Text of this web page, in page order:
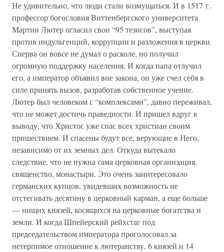
Не удивительно, что люди стали возмущаться. И в 1517 г.
профессор богословия Виттенбергского университета
Мартин Лютер огласил свои “95 тезисов”, выступая
против индульгенций, коррупции и разложения в церкви.
Сперва он вовсе не думал о расколе, но получил
огромную поддержку населения. И когда папа отлучил
его, а император объявил вне закона, он уже счел себя в
силе принять вызов, разработав собственное учение.
Лютер был человеком с “комплексами”, давно переживал,
что не может достичь праведности. И пришел вдруг к
выводу, что Христос уже спас всех христиан своим
пришествием. И спасены будут все, верующие в Него,
независимо от их земных дел. Откуда вытекало
следствие, что не нужна сама церковная организация,
священство, монастыри. Это очень заинтересовало
германских купцов, увидевших возможность не
отстегивать десятину в церковный карман, а еще больше
— нищих князей, косящихся на церковные богатства и
земли. И когда Шпейерский рейхстаг под
председательством императора проголосовал за
нетерпимое отношение к лютеранству, 6 князей и 14